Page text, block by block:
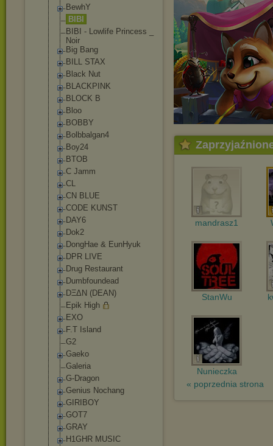
BewhY
BIBI
BIBI - Lowlife Princess _
Noir
Big Bang
BILL STAX
Black Nut
BLACKPINK
BLOCK B
Bloo
BOBBY
Bolbbalgan4
Boy24
BTOB
C Jamm
CL
CN BLUE
CODE KUNST
DAY6
Dok2
DongHae & EunHyuk
DPR LIVE
Drug Restaurant
Dumbfoundead
DΞΔN (DEAN)
Epik High
EXO
F.T Island
G2
Gaeko
Galeria
G-Dragon
Genius Nochang
GIRIBOY
GOT7
GRAY
H1GHR MUSIC
mandrasz1
StanWu
Nunieczka
« poprzednia strona